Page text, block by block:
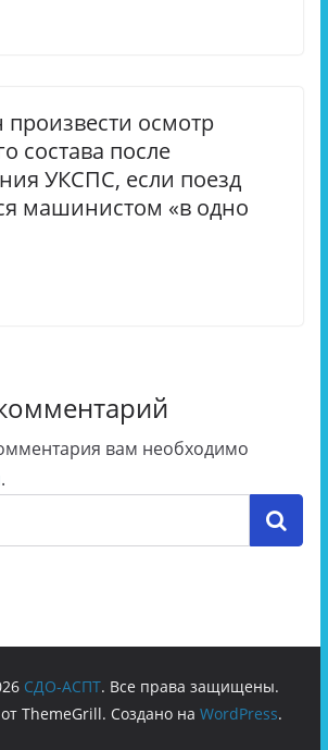
произвести осмотр
состава после
УКСПС, если поезд
машинистом «в одно
вам необходимо
.
СДО-АСПТ. Все права защищены.
от ThemeGrill. Создано наWordPress.